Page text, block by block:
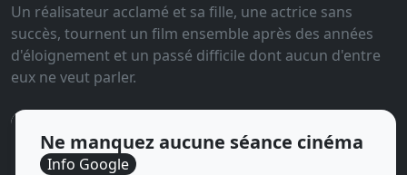
Un réalisateur acclamé et sa fille, une actrice sans
succès, tournent un film ensemble après des années
d'éloignement et un passé difficile dont aucun d'entre
eux ne veut parler.
Ne manquez aucune séance cinéma
Info Google